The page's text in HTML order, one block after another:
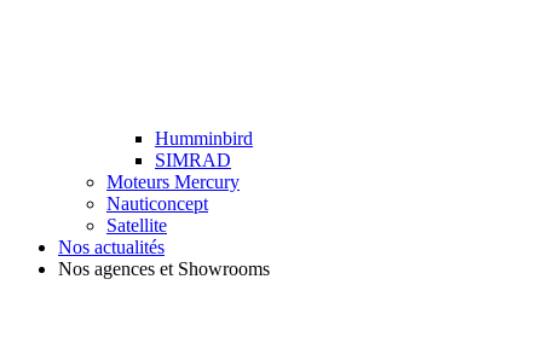
Humminbird
SIMRAD
Moteurs Mercury
Nauticoncept
Satellite
Nos actualités
Nos agences et Showrooms